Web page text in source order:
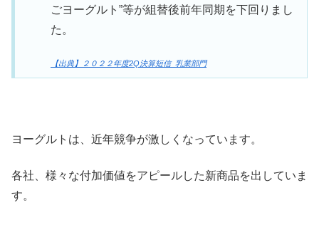
ごヨーグルト”等が組替後前年同期を下回りまし
た。
【出典】２０２２年度2Q決算短信_乳業部門
ヨーグルトは、近年競争が激しくなっています。
各社、様々な付加価値をアピールした新商品を出していま
す。